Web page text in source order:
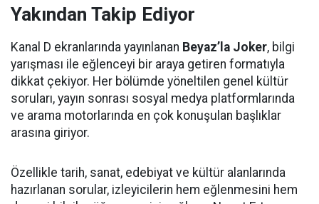
Yakından Takip Ediyor
Kanal D ekranlarında yayınlanan Beyaz’la Joker, bilgi
yarışması ile eğlenceyi bir araya getiren formatıyla
dikkat çekiyor. Her bölümde yöneltilen genel kültür
soruları, yayın sonrası sosyal medya platformlarında
ve arama motorlarında en çok konuşulan başlıklar
arasına giriyor.
Özellikle tarih, sanat, edebiyat ve kültür alanlarında
hazırlanan sorular, izleyicilerin hem eğlenmesini hem